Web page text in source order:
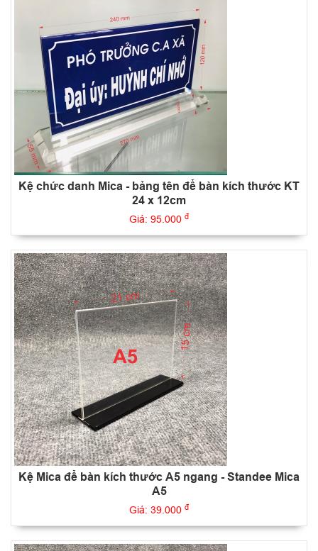
Kệ chức danh Mica - bảng tên để bàn kích thước KT
24 x 12cm
Giá: 95.000 đ
Kệ Mica để bàn kích thước A5 ngang - Standee Mica
A5
Giá: 39.000 đ